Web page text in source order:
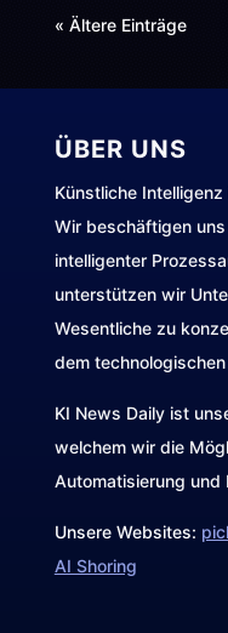
« Ältere Einträge
ÜBER UNS
Künstliche
Wir beschäftigen
intelligenter
unterstützen wir
Wesentliche zu
dem
KI News Daily ist
welchem wir die
Automatisierung und
Unsere Websites:
AI Shoring